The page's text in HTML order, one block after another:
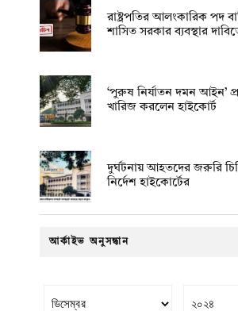
রাষ্ট্রপতির আলংকারিক পদ
শাসিত সরকার ব্যবস্থার
‘পুরুষ নির্যাতন দমন আইন’
খারিজ করলেন হাইকোর্ট
দুর্ঘটনায় আহতদের জরুরি
নির্দেশ হাইকোর্টের
আর্কাইভ অনুসন্ধান